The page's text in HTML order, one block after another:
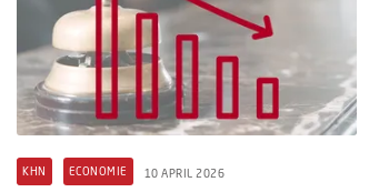
KHN ECONOMIE 10 APRIL 2026